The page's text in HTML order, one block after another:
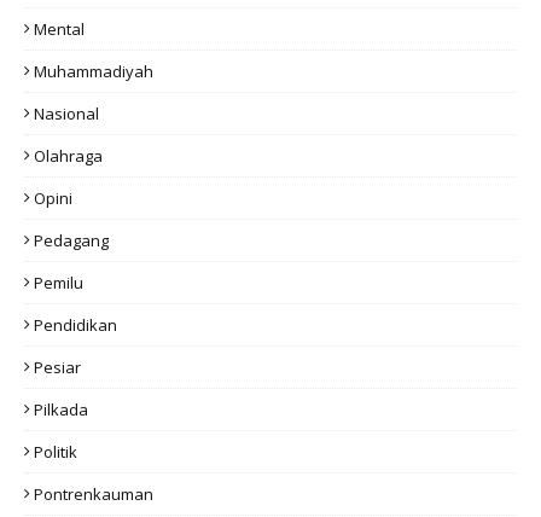
Mental
Muhammadiyah
Nasional
Olahraga
Opini
Pedagang
Pemilu
Pendidikan
Pesiar
Pilkada
Politik
Pontrenkauman